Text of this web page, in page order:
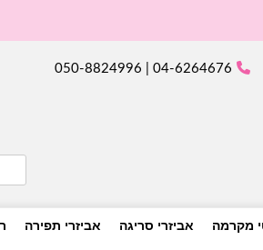
for:
04-6264676 | 050-8824996
מקרמה אביזרי סריגה אביזרי תפירה